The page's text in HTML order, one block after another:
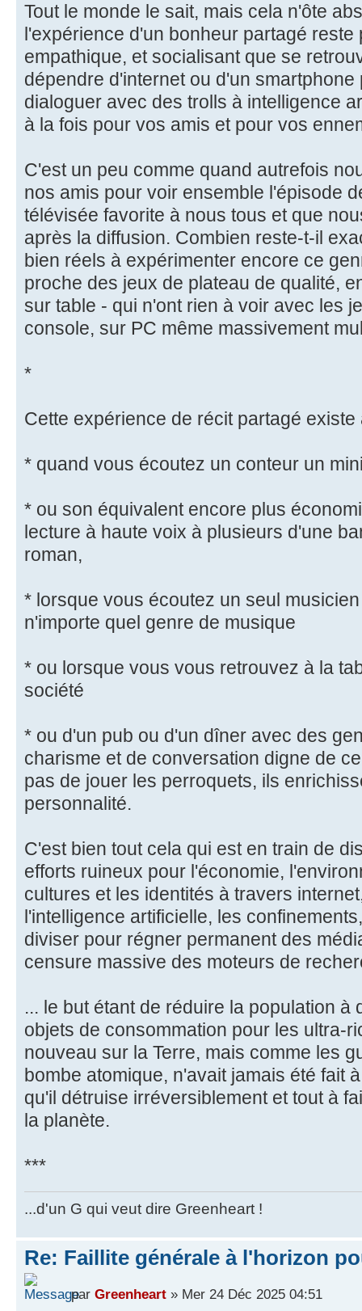
Tout le monde le sait, mais cela n'ôte
l'expérience d'un bonheur partagé reste
empathique, et socialisant que se
dépendre d'internet ou d'un
dialoguer avec des trolls à intelligence
à la fois pour vos amis et pour vos
C'est un peu comme quand autrefois
nos amis pour voir ensemble l'épisode
télévisée favorite à nous tous et que
après la diffusion. Combien reste-t-il
bien réels à expérimenter encore ce
proche des jeux de plateau de qualité,
sur table - qui n'ont rien à voir avec les
console, sur PC même massivement
*
Cette expérience de récit partagé existe
* quand vous écoutez un conteur un
* ou son équivalent encore plus
lecture à haute voix à plusieurs d'une
roman,
* lorsque vous écoutez un seul
n'importe quel genre de musique
* ou lorsque vous vous retrouvez à la
société
* ou d'un pub ou d'un dîner avec des
charisme et de conversation digne de
pas de jouer les perroquets, ils
personnalité.
C'est bien tout cela qui est en train de
efforts ruineux pour l'économie,
cultures et les identités à travers
l'intelligence artificielle, les
diviser pour régner permanent des
censure massive des moteurs de
... le but étant de réduire la population à
objets de consommation pour les ultra-
nouveau sur la Terre, mais comme les
bombe atomique, n'avait jamais été fait
qu'il détruise irréversiblement et tout à
la planète.
***
...d'un G qui veut dire Greenheart !
Re: Faillite générale à l'horizon
par Greenheart » Mer 24 Déc 2025 04:51